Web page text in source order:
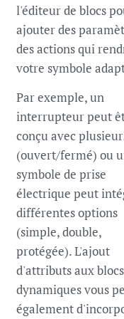
l'éditeur de blocs
ajouter des
des actions qui
votre symbole
Par exemple, un
interrupteur peut
conçu avec
(ouvert/fermé) ou
symbole de prise
électrique peut
différentes options
(simple, double,
protégée). L'ajout
d'attributs aux blocs
dynamiques vous
également